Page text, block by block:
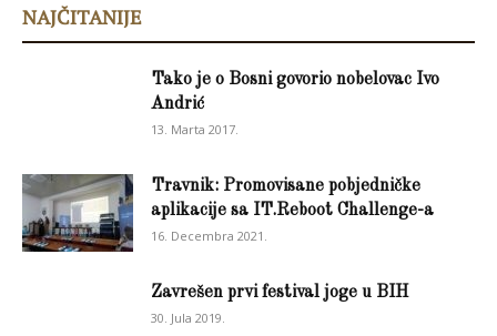
NAJČITANIJE
Tako je o Bosni govorio nobelovac Ivo
Andrić
13. Marta 2017.
Travnik: Promovisane pobjedničke
aplikacije sa IT.Reboot Challenge-a
16. Decembra 2021.
Zavrešen prvi festival joge u BIH
30. Jula 2019.